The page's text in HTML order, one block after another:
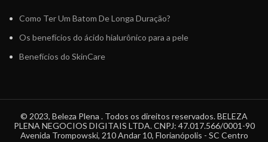
Como Ter Um Batom De Longa Duração?
Os benefícios do ácido hialurônico para a pele
Benefícios do SkinCare
© 2023, Beleza Plena . Todos os direitos reservados. BELEZA
PLENA NEGOCIOS DIGITAIS LTDA. CNPJ: 47.017.566/0001-90
Avenida Trompowski, 210 Andar 10, Florianópolis - SC Centro